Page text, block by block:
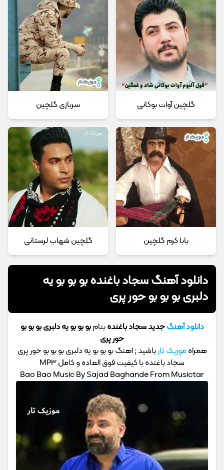
گلچین آوات بوکانی سربازی گلچین
بابا کرم گلچین گلچین شهاب لرستانی
دانلود آهنگ سجاد باغنده بو بو بو یه
دلبری بو بو بو حور پری
دانلود آهنگجدید سجاد باغندهبنامبو بو بو یه دلبری بو بو بو
حور پری
همراهموزیک تارباشید ; اهنگ بو بو بو یه دلبری بو بو بو حور پری
سجاد باغنده با کیفیت فوق العاده و کامل MP3
Bao Bao Music By Sajad Baghande From Musictar